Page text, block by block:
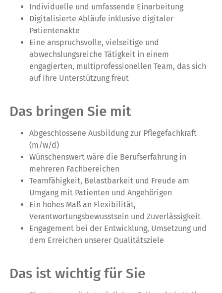
Individuelle und umfassende Einarbeitung
Digitalisierte Abläufe inklusive digitaler
Patientenakte
Eine anspruchsvolle, vielseitige und
abwechslungsreiche Tätigkeit in einem
engagierten, multiprofessionellen Team, das sich
auf Ihre Unterstützung freut
Das bringen Sie mit
Abgeschlossene Ausbildung zur Pflegefachkraft
(m/w/d)
Wünschenswert wäre die Berufserfahrung in
mehreren Fachbereichen
Teamfähigkeit, Belastbarkeit und Freude am
Umgang mit Patienten und Angehörigen
Ein hohes Maß an Flexibilität,
Verantwortungsbewusstsein und Zuverlässigkeit
Engagement bei der Entwicklung, Umsetzung und
dem Erreichen unserer Qualitätsziele
Das ist wichtig für Sie